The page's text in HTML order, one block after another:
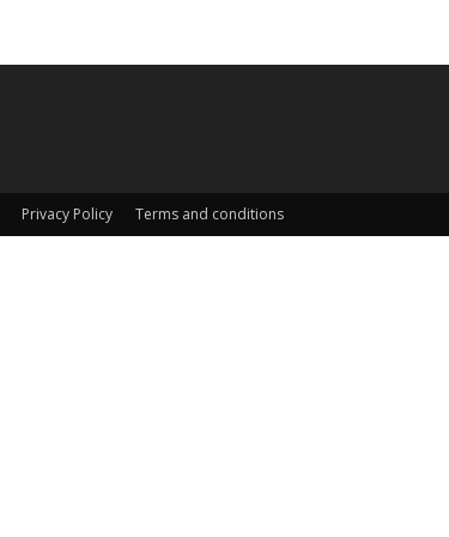
Privacy Policy Terms and conditions